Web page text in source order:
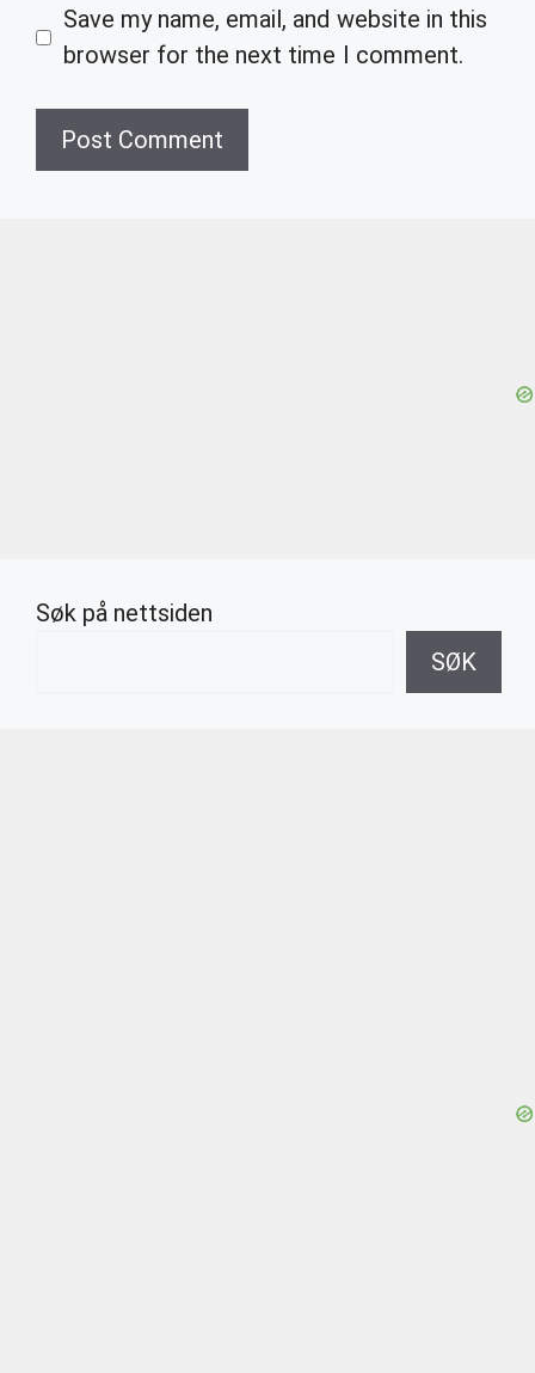
Save my name, email, and website in this
browser for the next time I comment.
Søk på nettsiden
SØK